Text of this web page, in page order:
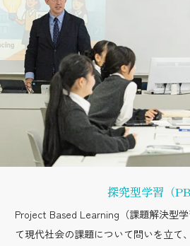
探究型学習（
Project Based Learning（課題解決型
て現代社会の課題について問いを立て